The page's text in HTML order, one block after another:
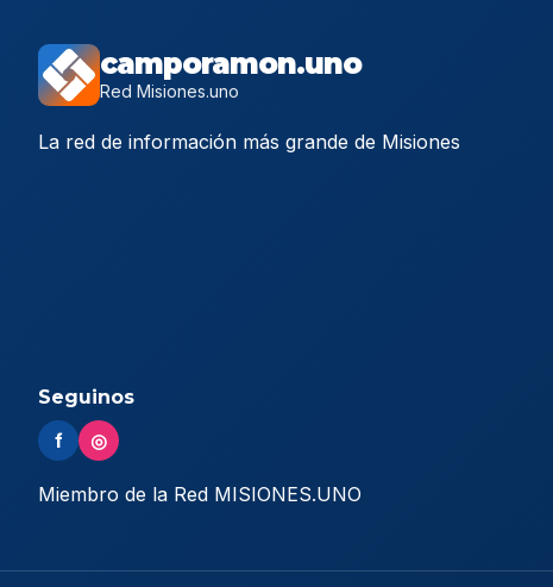
camporamon.uno
Red Misiones.uno
La red de información más grande de Misiones
Seguinos
f ◎
Miembro de la Red MISIONES.UNO